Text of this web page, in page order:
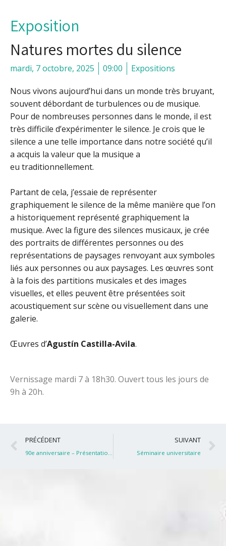
Exposition
Natures mortes du silence
mardi, 7 octobre, 2025 09:00 Expositions
Nous vivons aujourd’hui dans un monde très bruyant,
souvent débordant de turbulences ou de musique.
Pour de nombreuses personnes dans le monde, il est
très difficile d’expérimenter le silence. Je crois que le
silence a une telle importance dans notre société qu’il
a acquis la valeur que la musique a
eu traditionnellement.
Partant de cela, j’essaie de représenter
graphiquement le silence de la même manière que l’on
a historiquement représenté graphiquement la
musique. Avec la figure des silences musicaux, je crée
des portraits de différentes personnes ou des
représentations de paysages renvoyant aux symboles
liés aux personnes ou aux paysages. Les œuvres sont
à la fois des partitions musicales et des images
visuelles, et elles peuvent être présentées soit
acoustiquement sur scène ou visuellement dans une
galerie.
Œuvres d’Agustín Castilla-Avila.
Vernissage mardi 7 à 18h30. Ouvert tous les jours de
9h à 20h.
Précédent
PRÉCÉDENT
90e anniversaire – Présentation de livre
SUIVANT
Séminaire universitaire